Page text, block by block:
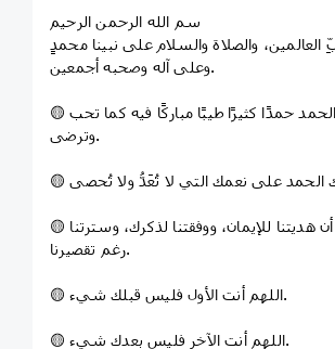
سم الله الرحمن الرحيم
العالمين، والصلاة والسلام على نبينا محمدٍ
وعلى آله وصحبه أجمعين.
🟡 اللهم لك الحمد حمدًا كثيرًا طيبًا مباركًا فيه كما تحب
وترضى.
🟡 اللهم لك الحمد أن هديتنا للإيمان، ووفقتنا لذكرك، وسترتنا
رغم تقصيرنا.
🟡 اللهم أنت الأول فليس قبلك شيء.
🟡 اللهم أنت الآخر فليس بعدك شيء.